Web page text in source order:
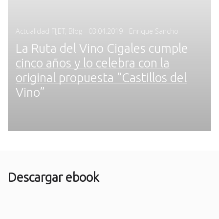
Actualidad FIJET Blog - Posted
03.04.2019 - Enrique Sancho
La Ruta del Vino Cigales cumple
cinco años y lo celebra con la
original propuesta “Castillos del
Vino”
Descargar ebook